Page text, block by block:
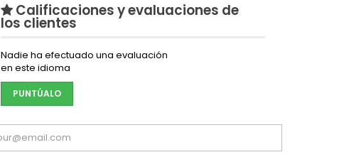
Calificaciones y evaluaciones de
los clientes
Nadie ha efectuado una evaluación
en este idioma
PUNTÚALO